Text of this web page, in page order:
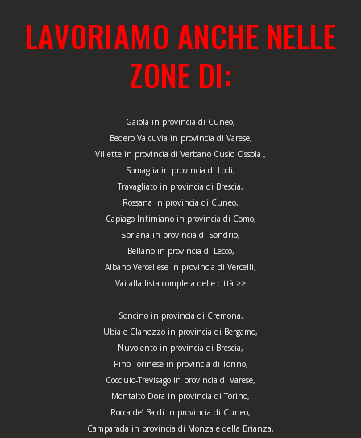
LAVORIAMO ANCHE NELLE
ZONE DI:
Gaiola in provincia di Cuneo,
Bedero Valcuvia in provincia di Varese,
Villette in provincia di Verbano Cusio Ossola ,
Somaglia in provincia di Lodi,
Travagliato in provincia di Brescia,
Rossana in provincia di Cuneo,
Capiago Intimiano in provincia di Como,
Spriana in provincia di Sondrio,
Bellano in provincia di Lecco,
Albano Vercellese in provincia di Vercelli,
Vai alla lista completa delle città >>
Soncino in provincia di Cremona,
Ubiale Clanezzo in provincia di Bergamo,
Nuvolento in provincia di Brescia,
Pino Torinese in provincia di Torino,
Cocquio-Trevisago in provincia di Varese,
Montalto Dora in provincia di Torino,
Rocca de’ Baldi in provincia di Cuneo,
Camparada in provincia di Monza e della Brianza,